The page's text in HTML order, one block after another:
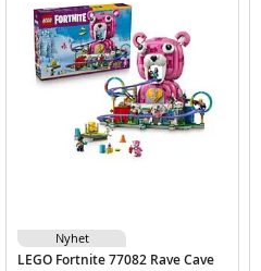
LEGO Fortnite 77082 Rave Cave
Nyhet